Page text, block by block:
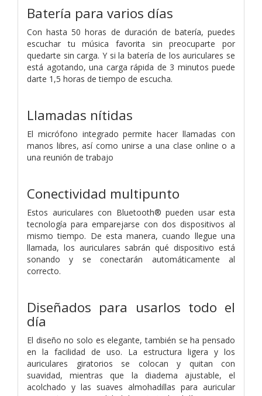
Batería para varios días
Con hasta 50 horas de duración de batería, puedes
escuchar tu música favorita sin preocuparte por
quedarte sin carga. Y si la batería de los auriculares se
está agotando, una carga rápida de 3 minutos puede
darte 1,5 horas de tiempo de escucha.
Llamadas nítidas
El micrófono integrado permite hacer llamadas con
manos libres, así como unirse a una clase online o a
una reunión de trabajo
Conectividad multipunto
Estos auriculares con Bluetooth® pueden usar esta
tecnología para emparejarse con dos dispositivos al
mismo tiempo. De esta manera, cuando llegue una
llamada, los auriculares sabrán qué dispositivo está
sonando y se conectarán automáticamente al
correcto.
Diseñados para usarlos todo el
día
El diseño no solo es elegante, también se ha pensado
en la facilidad de uso. La estructura ligera y los
auriculares giratorios se colocan y quitan con
suavidad, mientras que la diadema ajustable, el
acolchado y las suaves almohadillas para auricular